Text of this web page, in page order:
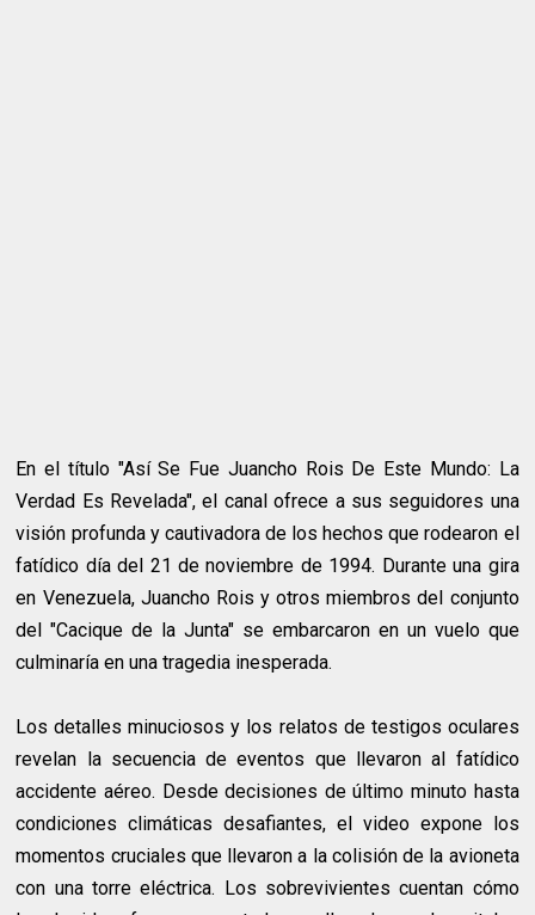
En el título "Así Se Fue Juancho Rois De Este Mundo: La
Verdad Es Revelada", el canal ofrece a sus seguidores una
visión profunda y cautivadora de los hechos que rodearon el
fatídico día del 21 de noviembre de 1994. Durante una gira
en Venezuela, Juancho Rois y otros miembros del conjunto
del "Cacique de la Junta" se embarcaron en un vuelo que
culminaría en una tragedia inesperada.
Los detalles minuciosos y los relatos de testigos oculares
revelan la secuencia de eventos que llevaron al fatídico
accidente aéreo. Desde decisiones de último minuto hasta
condiciones climáticas desafiantes, el video expone los
momentos cruciales que llevaron a la colisión de la avioneta
con una torre eléctrica. Los sobrevivientes cuentan cómo